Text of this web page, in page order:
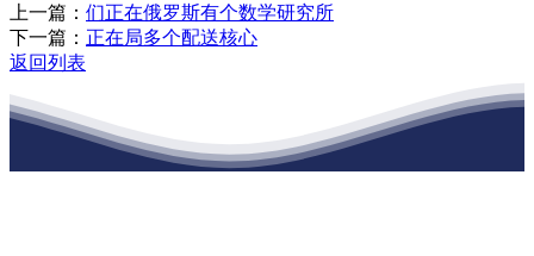
上一篇： 们正在俄罗斯有个数学研究所
下一篇： 正在局多个配送核心
返回列表